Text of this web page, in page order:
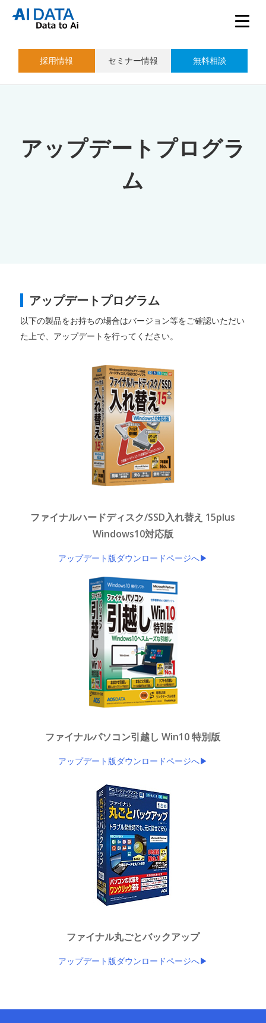
採用情報 セミナー情報 無料相談
アップデートプログラ
ム
アップデートプログラム
以下の製品をお持ちの場合はバージョン等をご確認いただい
た上で、アップデートを行ってください。
ファイナルハードディスク/SSD入れ替え 15plus
Windows10対応版
アップデート版ダウンロードページへ▶
ファイナルパソコン引越し Win10 特別版
アップデート版ダウンロードページへ▶
ファイナル丸ごとバックアップ
アップデート版ダウンロードページへ▶